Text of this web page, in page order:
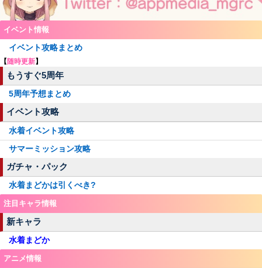
イベント情報
イベント攻略まとめ
【随時更新】
もうすぐ5周年
5周年予想まとめ
イベント攻略
水着イベント攻略
サマーミッション攻略
ガチャ・パック
水着まどかは引くべき?
注目キャラ情報
新キャラ
水着まどか
アニメ情報